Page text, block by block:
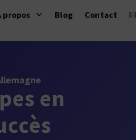
propos Blog Contact
en